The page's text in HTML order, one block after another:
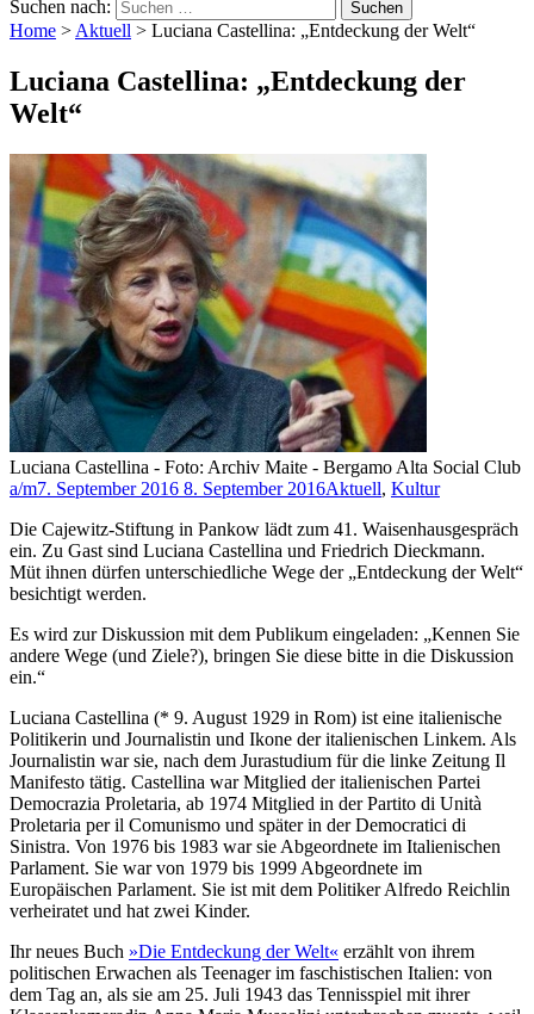
Suchen nach:
Home >Aktuell > Luciana Castellina: „Entdeckung der Welt“
Luciana Castellina: „Entdeckung der
Welt“
Luciana Castellina - Foto: Archiv Maite - Bergamo Alta Social Club
a/m7. September 2016 8. September 2016Aktuell, Kultur
Die Cajewitz-Stiftung in Pankow lädt zum 41. Waisenhausgespräch
ein. Zu Gast sind Luciana Castellina und Friedrich Dieckmann.
Müt ihnen dürfen unterschiedliche Wege der „Entdeckung der Welt“
besichtigt werden.
Es wird zur Diskussion mit dem Publikum eingeladen: „Kennen Sie
andere Wege (und Ziele?), bringen Sie diese bitte in die Diskussion
ein.“
Luciana Castellina (* 9. August 1929 in Rom) ist eine italienische
Politikerin und Journalistin und Ikone der italienischen Linkem. Als
Journalistin war sie, nach dem Jurastudium für die linke Zeitung Il
Manifesto tätig. Castellina war Mitglied der italienischen Partei
Democrazia Proletaria, ab 1974 Mitglied in der Partito di Unità
Proletaria per il Comunismo und später in der Democratici di
Sinistra. Von 1976 bis 1983 war sie Abgeordnete im Italienischen
Parlament. Sie war von 1979 bis 1999 Abgeordnete im
Europäischen Parlament. Sie ist mit dem Politiker Alfredo Reichlin
verheiratet und hat zwei Kinder.
Ihr neues Buch »Die Entdeckung der Welt« erzählt von ihrem
politischen Erwachen als Teenager im faschistischen Italien: von
dem Tag an, als sie am 25. Juli 1943 das Tennisspiel mit ihrer